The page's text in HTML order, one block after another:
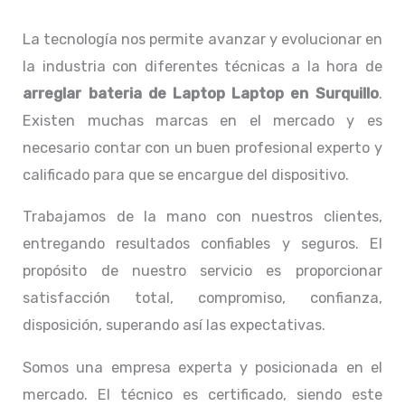
La tecnología nos permite avanzar y evolucionar en
la industria con diferentes técnicas a la hora de
arreglar bateria de Laptop Laptop en Surquillo.
Existen muchas marcas en el mercado y es
necesario contar con un buen profesional experto y
calificado para que se encargue del dispositivo.
Trabajamos de la mano con nuestros clientes,
entregando resultados confiables y seguros. El
propósito de nuestro servicio es proporcionar
satisfacción total, compromiso, confianza,
disposición, superando así las expectativas.
Somos una empresa experta y posicionada en el
mercado. El técnico es certificado, siendo este